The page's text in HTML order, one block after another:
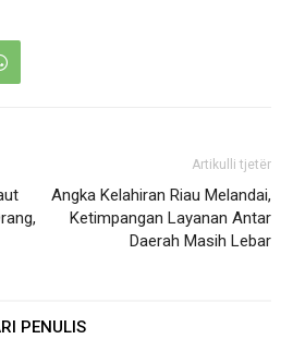
Artikulli tjetër
Angka Kelahiran Riau Melandai,
Ketimpangan Layanan Antar
Daerah Masih Lebar
PENULIS